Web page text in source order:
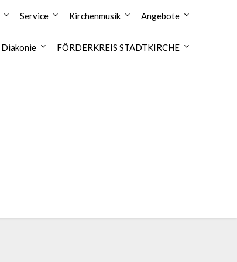
Service Kirchenmusik Angebote
Diakonie FÖRDERKREIS STADTKIRCHE